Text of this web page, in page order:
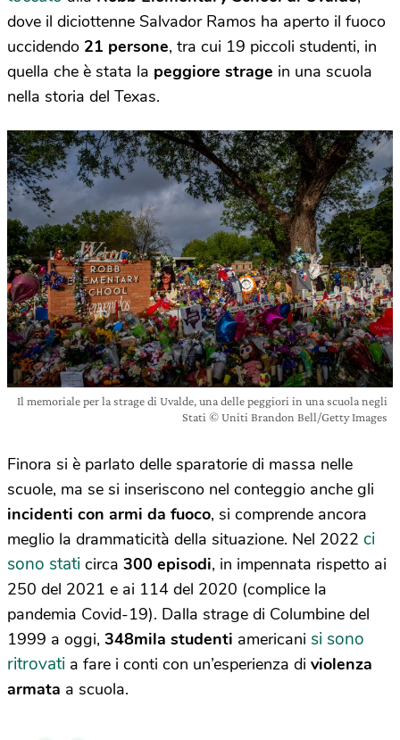
dove il diciottenne Salvador Ramos ha aperto il fuoco
uccidendo 21 persone, tra cui 19 piccoli studenti, in
quella che è stata la peggiore strage in una scuola
nella storia del Texas.
Il memoriale per la strage di Uvalde, una delle peggiori in una scuola negli
Stati © Uniti Brandon Bell/Getty Images
Finora si è parlato delle sparatorie di massa nelle
scuole, ma se si inseriscono nel conteggio anche gli
incidenti con armi da fuoco, si comprende ancora
meglio la drammaticità della situazione. Nel 2022 ci
sono stati circa 300 episodi, in impennata rispetto ai
250 del 2021 e ai 114 del 2020 (complice la
pandemia Covid-19). Dalla strage di Columbine del
1999 a oggi, 348mila studenti americani si sono
ritrovati a fare i conti con un’esperienza di violenza
armata a scuola.